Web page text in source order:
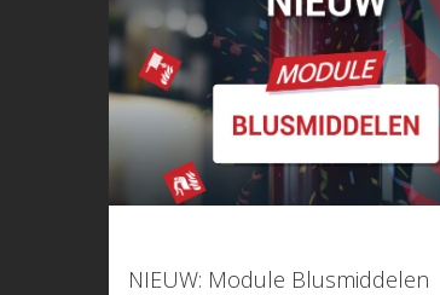
NIEUW: Module Blusmiddelen